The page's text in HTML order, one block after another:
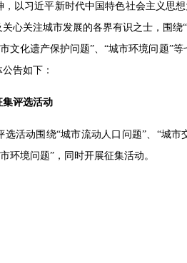
以习近平新时代中国特色社会主义思
心关注城市发展的各界有识之士，围
文化遗产保护问题”、“城市环境问题
告如下：
集评选活动
活动围绕“城市流动人口问题”、“城
环境问题”，同时开展征集活动。